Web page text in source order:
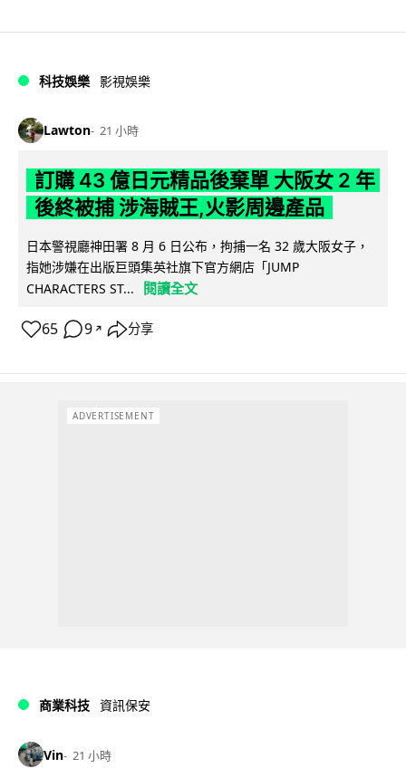
科技娛樂 影視娛樂
Lawton 21 小時
訂購 43 億日元精品後棄單 大阪女 2 年
後終被捕 涉海賊王,火影周邊產品
日本警視廳神田署 8 月 6 日公布，拘捕一名 32 歲大阪女子，
指她涉嫌在出版巨頭集英社旗下官方網店「JUMP
CHARACTERS ST...
閱讀全文
65 9 ↗ 分享
ADVERTISEMENT
商業科技 資訊保安
Vin 21 小時